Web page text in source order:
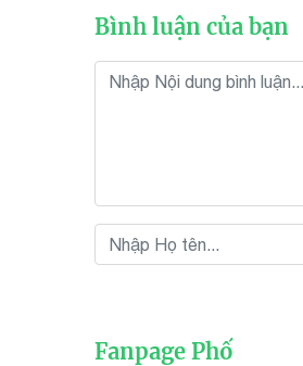
Bình luận của bạn
Fanpage Phố